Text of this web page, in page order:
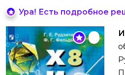
Ура! Есть подробное